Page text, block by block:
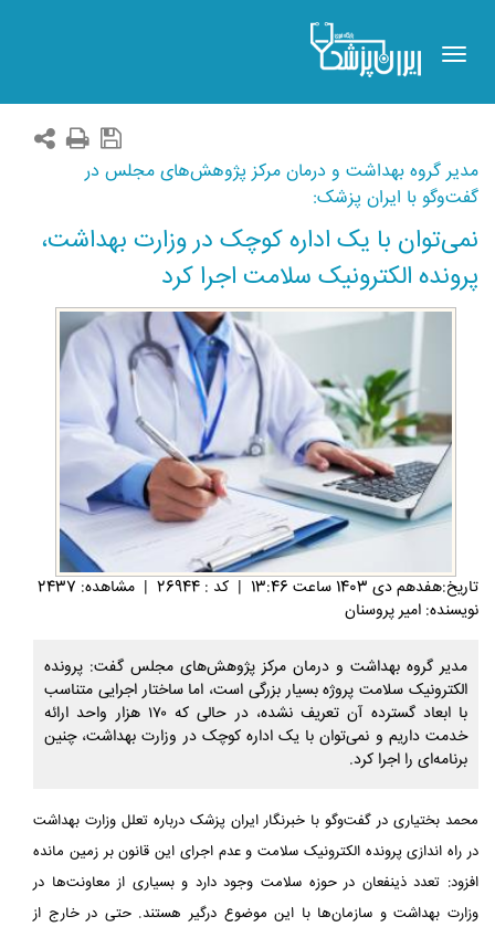
Toggle
navigation
مدیر گروه بهداشت و درمان مرکز پژوهش‌های مجلس در
گفت‌وگو با ایران پزشک:
نمی‌توان با یک اداره کوچک در وزارت بهداشت،
پرونده الکترونیک سلامت اجرا کرد
تاريخ:هفدهم دی 1403 ساعت 13:46 | کد : 26944 | مشاهده: 2437
نویسنده: امیر پروسنان
مدیر گروه بهداشت و درمان مرکز پژوهش‌های مجلس گفت: پرونده
الکترونیک سلامت پروژه بسیار بزرگی است، اما ساختار اجرایی متناسب
با ابعاد گسترده آن تعریف نشده، در حالی که ۱۷۰ هزار واحد ارائه
خدمت داریم و نمی‌توان با یک اداره کوچک در وزارت بهداشت، چنین
برنامه‌ای را اجرا کرد.
محمد بختیاری در گفت‌وگو با خبرنگار ایران پزشک درباره تعلل وزارت بهداشت
در راه اندازی پرونده الکترونیک سلامت و عدم اجرای این قانون بر زمین مانده
افزود: تعدد ذینفعان در حوزه سلامت وجود دارد و بسیاری از معاونت‌ها در
وزارت بهداشت و سازمان‌ها با این موضوع درگیر هستند. حتی در خارج از